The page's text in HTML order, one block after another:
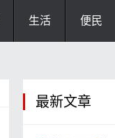
生活 便民
最新文章